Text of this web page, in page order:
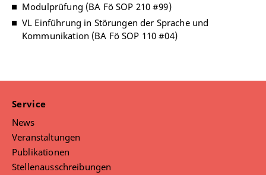
Modulprüfung (BA Fö SOP 210 #99)
VL Einführung in Störungen der Sprache und
Kommunikation (BA Fö SOP 110 #04)
Service
News
Veranstaltungen
Publikationen
Stellenausschreibungen